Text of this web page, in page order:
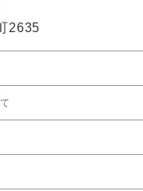
2635